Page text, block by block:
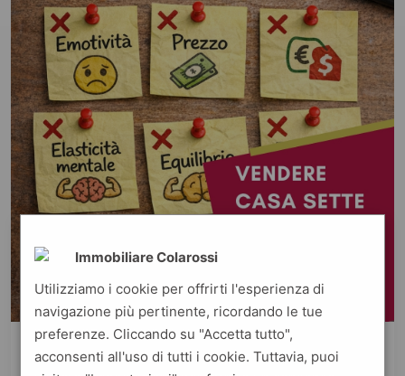
By Fabrizio Colarossi
Immobiliare Colarossi
Utilizziamo i cookie per offrirti l'esperienza di
navigazione più pertinente, ricordando le tue
preferenze. Cliccando su "Accetta tutto",
acconsenti all'uso di tutti i cookie. Tuttavia, puoi